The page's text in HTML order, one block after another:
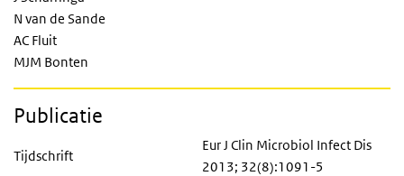
N van de Sande
AC Fluit
MJM Bonten
Publicatie
Tijdschrift
Eur J Clin Microbiol Infect Dis
2013; 32(8):1091-5